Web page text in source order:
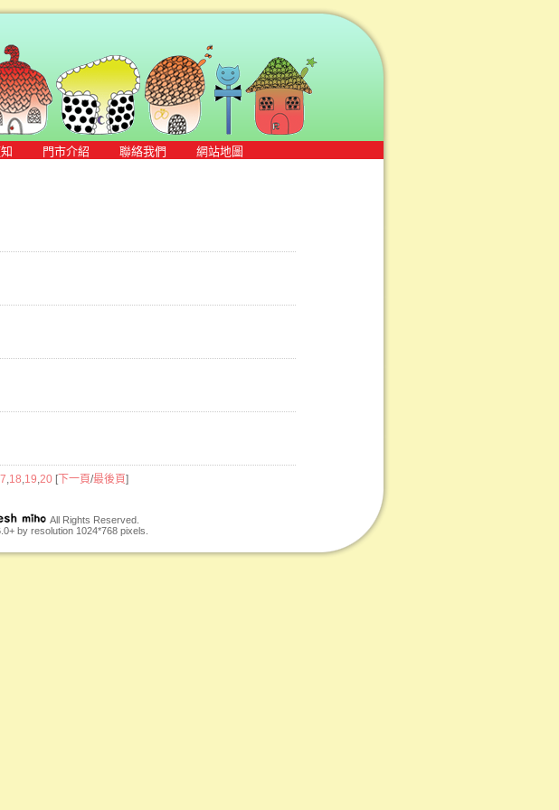
門市介紹 聯絡我們 網站地圖
18 19 20 [下一頁/最後頁]
All Rights Reserved.
by resolution 1024*768 pixels.